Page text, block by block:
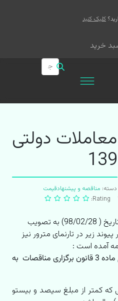
کلیک کنید
خرید
دولتی
دسته: مناقصه و پيشنهادقيمت
Rating:
(‌
98/02/28
) به تصویب
زیر در تارنمای مترور نیز
آمده است :
الف - نصاب معاملات موضوع ماده 3 قانون برگزاری مناقصات به
کمتر از مبلغ سیصد و بیستو